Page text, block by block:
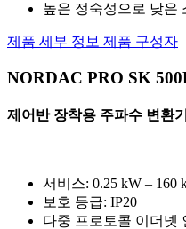
높은 정숙성으로 낮은
제품 세부 정보 제품 구성자
NORDAC PRO SK
제어반 장착용 주파수 변환기
서비스: 0.25 kW – 160
보호 등급: IP20
다중 프로토콜 이더넷